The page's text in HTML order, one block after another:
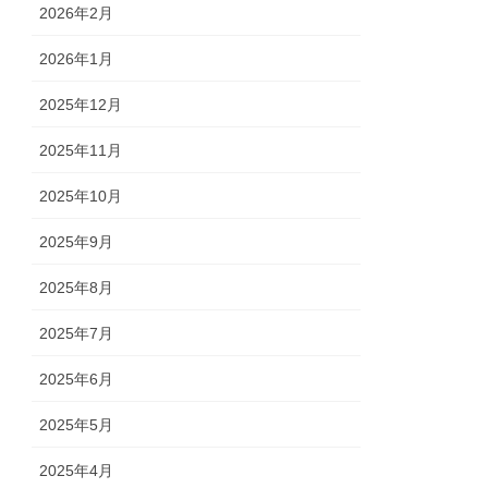
2026年2月
2026年1月
2025年12月
2025年11月
2025年10月
2025年9月
2025年8月
2025年7月
2025年6月
2025年5月
2025年4月